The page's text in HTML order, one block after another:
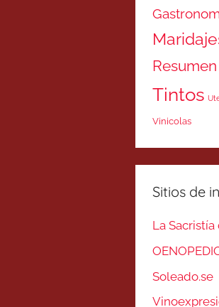
Tintos
Vinicolas
Sitios de
La
Soleado.se